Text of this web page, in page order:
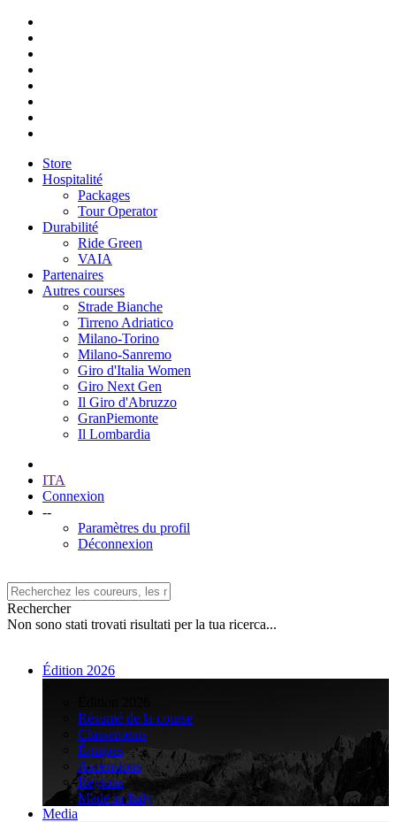
Store
Hospitalité
Packages
Tour Operator
Durabilité
Ride Green
VAIA
Partenaires
Autres courses
Strade Bianche
Tirreno Adriatico
Milano-Torino
Milano-Sanremo
Giro d'Italia Women
Giro Next Gen
Il Giro d'Abruzzo
GranPiemonte
Il Lombardia
ITA
Connexion
--
Paramètres du profil
Déconnexion
Rechercher
Non sono stati trovati risultati per la tua ricerca...
Édition 2026
Résumé de la course
Classements
Équipes
Ascensions
Régions
Made in Italy
Media